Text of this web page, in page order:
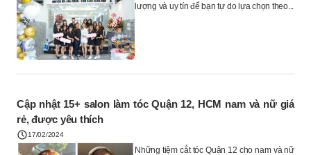
lượng và uy tín để bạn tự do lựa chọn theo...
Cập nhật 15+ salon làm tóc Quận 12, HCM nam và nữ giá
rẻ, được yêu thích
17/02/2024
Những tiệm cắt tóc Quận 12 cho nam và nữ